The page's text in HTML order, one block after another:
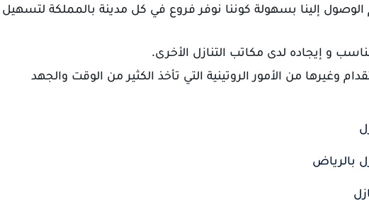
الوصول إلينا بسهولة كوننا نوفر فروع في كل مدينة بالمملكة لتسهيل
و إيجاده لدى مكاتب التنازل الأخرى.
وغيرها من الأمور الروتينية التي تأخذ الكثير من الوقت والجهد
بالرياض